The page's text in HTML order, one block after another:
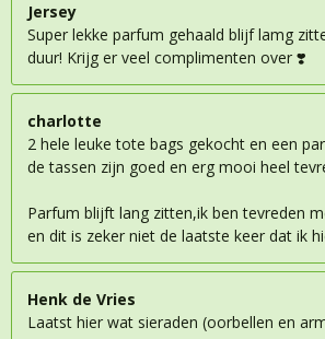
Jersey
Super lekke parfum gehaald blijf lamg
duur! Krijg er veel complimenten over ❣️
charlotte
2 hele leuke tote bags gekocht en een
de tassen zijn goed en erg mooi heel
Parfum blijft lang zitten,ik ben tevreden
en dit is zeker niet de laatste keer dat ik
Henk de Vries
Laatst hier wat sieraden (oorbellen en